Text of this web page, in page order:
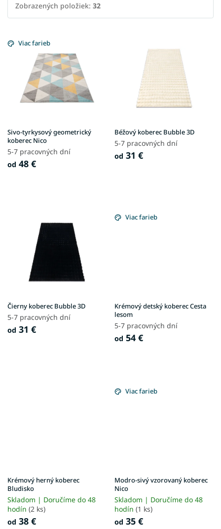
Zobrazených položiek: 32
ý
u
k
t
o
Viac farieb
Sivo-tyrkysový geometrický
koberec Nico
5-7 pracovných dní
od 48 €
Béžový koberec Bubble 3D
5-7 pracovných dní
od 31 €
Čierny koberec Bubble 3D
5-7 pracovných dní
od 31 €
Viac farieb
Krémový detský koberec Cesta
lesom
5-7 pracovných dní
od 54 €
Krémový herný koberec
Bludisko
Skladom | Doručíme do 48
hodín (2 ks)
od 38 €
Viac farieb
Modro-sivý vzorovaný koberec
Nico
Skladom | Doručíme do 48
hodín (1 ks)
od 35 €